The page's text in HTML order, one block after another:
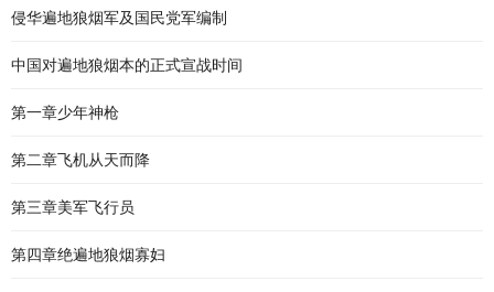
侵华遍地狼烟军及国民党军编制
中国对遍地狼烟本的正式宣战时间
第一章少年神枪
第二章飞机从天而降
第三章美军飞行员
第四章绝遍地狼烟寡妇